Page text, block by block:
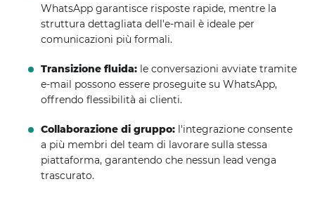
WhatsApp garantisce risposte rapide, mentre la
struttura dettagliata dell'e-mail è ideale per
comunicazioni più formali.
Transizione fluida: le conversazioni avviate tramite
e-mail possono essere proseguite su WhatsApp,
offrendo flessibilità ai clienti.
Collaborazione di gruppo: l'integrazione consente
a più membri del team di lavorare sulla stessa
piattaforma, garantendo che nessun lead venga
trascurato.